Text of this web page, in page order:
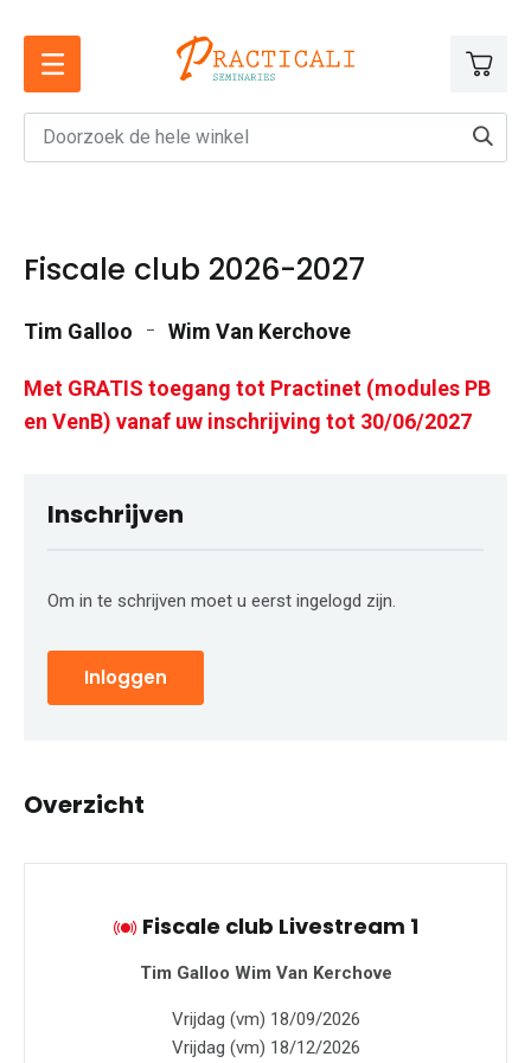
Ga
naar
inhoud
Fiscale club 2026-2027
Tim Galloo Wim Van Kerchove
Met GRATIS toegang tot Practinet (modules PB
en VenB) vanaf uw inschrijving tot 30/06/2027
Inschrijven
Om in te schrijven moet u eerst ingelogd zijn.
Inloggen
Overzicht
Fiscale club Livestream 1
Tim Galloo Wim Van Kerchove
Vrijdag (vm) 18/09/2026
Vrijdag (vm) 18/12/2026